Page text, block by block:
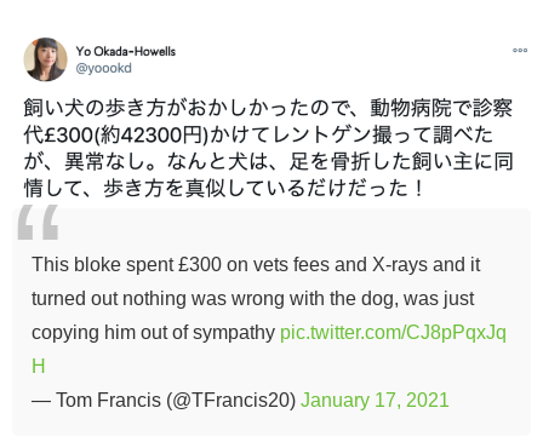
This bloke spent £300 on vets fees and X-rays and it
turned out nothing was wrong with the dog, was just
copying him out of sympathy pic.twitter.com/CJ8pPqxJq
H
— Tom Francis (@TFrancis20) January 17, 2021